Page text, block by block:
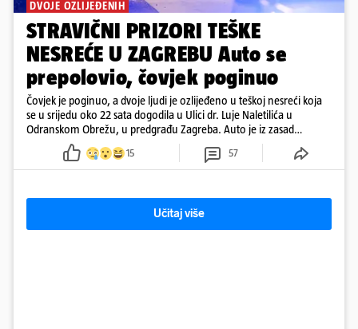
DVOJE OZLIJEĐENIH
STRAVIČNI PRIZORI TEŠKE
NESREĆE U ZAGREBU Auto se
prepolovio, čovjek poginuo
Čovjek je poginuo, a dvoje ljudi je ozlijeđeno u teškoj nesreći koja
se u srijedu oko 22 sata dogodila u Ulici dr. Luje Naletilića u
Odranskom Obrežu, u predgrađu Zagreba. Auto je iz zasad
neutvrđenih razloga sletio s kolnika, a od siline udara vozilo se
prepolovilo.
15 57
Učitaj više